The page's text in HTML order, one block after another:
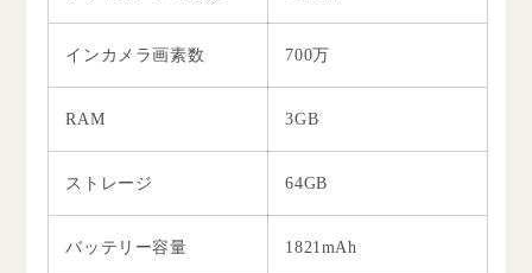
インカメラ画素数 700万
RAM 3GB
ストレージ 64GB
バッテリー容量 1821mAh